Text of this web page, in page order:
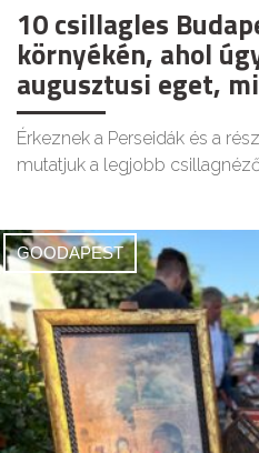
10 csillagles
környékén, ahol
augusztusi eget,
Érkeznek a Perseidák és a
mutatjuk a legjobb
GOODAPEST